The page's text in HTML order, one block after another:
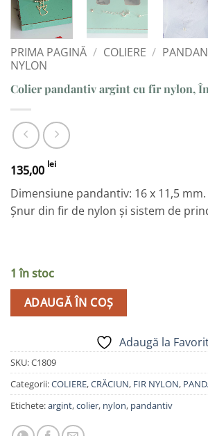
PRIMA PAGINĂ / COLIERE /
NYLON
Colier pandantiv argint cu fir nylon,
135,00 lei
Dimensiune pandantiv: 16 x 11,5 mm.
Șnur din fir de nylon și sistem de
1 în stoc
ADAUGĂ ÎN COȘ
Adaugă la
SKU:C1809
Categorii:COLIERE,CRĂCIUN, FIR NYLON,
Etichete:argint,colier, nylon, pandantiv